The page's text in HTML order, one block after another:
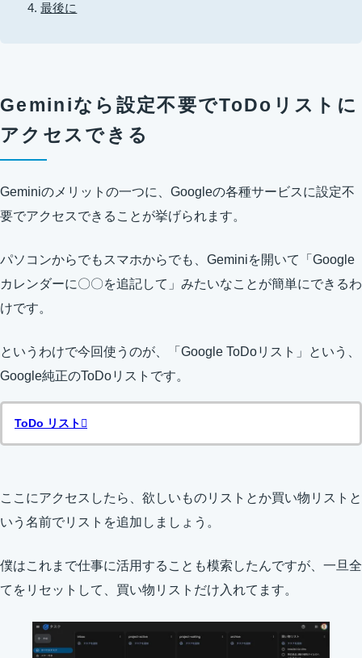
最後に
Geminiなら設定不要でToDoリストに
アクセスできる
Geminiのメリットの一つに、Googleの各種サービスに設定不
要でアクセスできることが挙げられます。
パソコンからでもスマホからでも、Geminiを開いて「Google
カレンダーに〇〇を追記して」みたいなことが簡単にできるわ
けです。
というわけで今回使うのが、「Google ToDoリスト」という、
Google純正のToDoリストです。
ToDo リスト
ここにアクセスしたら、欲しいものリストとか買い物リストと
いう名前でリストを追加しましょう。
僕はこれまで仕事に活用することも模索したんですが、一旦全
てをリセットして、買い物リストだけ入れてます。